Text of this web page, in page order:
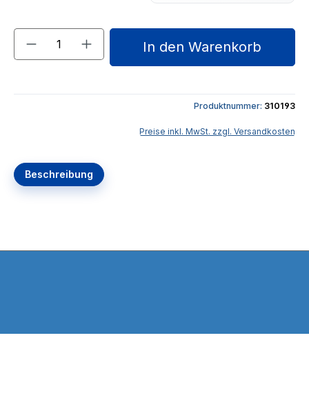
Produkt Anzahl: Gib den gewünschten
In den Warenkorb
Produktnummer: 310193
Preise inkl. MwSt. zzgl. Versandkosten
Beschreibung